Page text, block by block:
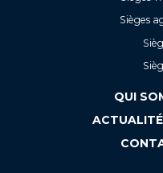
Sièges
QUI